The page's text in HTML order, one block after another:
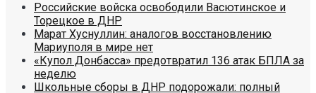
Российские войска освободили Васютинское и
Торецкое в ДНР
Марат Хуснуллин: аналогов восстановлению
Мариуполя в мире нет
«Купол Донбасса» предотвратил 136 атак БПЛА за
неделю
Школьные сборы в ДНР подорожали: полный